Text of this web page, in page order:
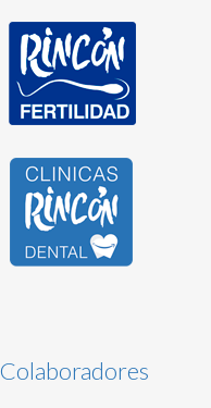
Colaboradores